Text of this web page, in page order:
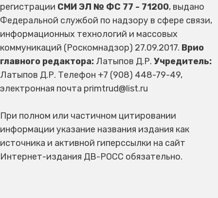
регистрации СМИ ЭЛ № ФС 77 - 71200, выдано
Федеральной службой по надзору в сфере связи,
информационных технологий и массовых
коммуникаций (Роскомнадзор) 27.09.2017. Врио
главного редактора: Латыпов Д.Р. Учредитель:
Латыпов Д.Р. Телефон +7 (908) 448-79-49,
электронная почта primtrud@list.ru
При полном или частичном цитировании
информации указание названия издания как
источника и активной гиперссылки на сайт
Интернет-издания ДВ-РОСС обязательно.